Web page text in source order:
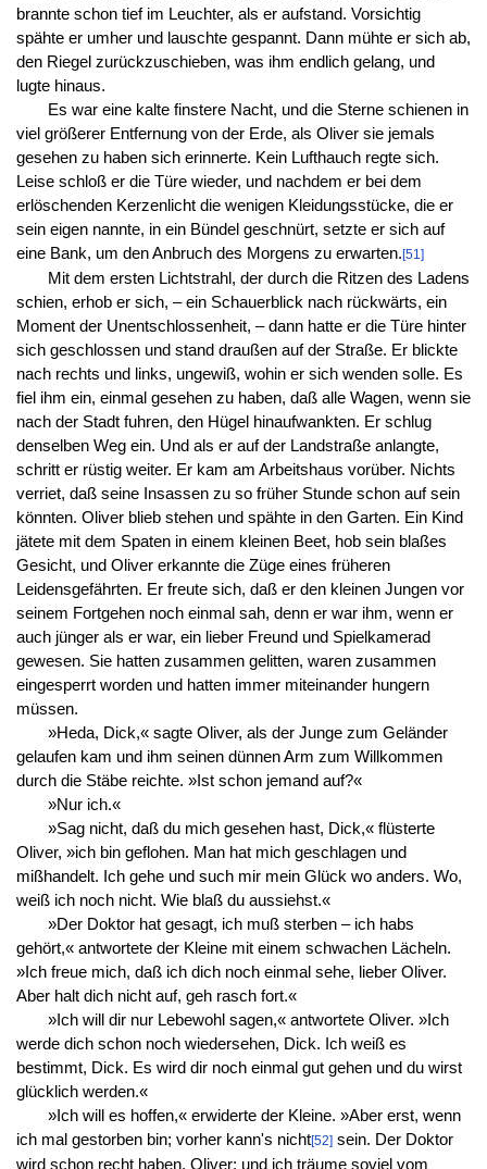
brannte schon tief im Leuchter, als er aufstand. Vorsichtig
spähte er umher und lauschte gespannt. Dann mühte er sich ab,
den Riegel zurückzuschieben, was ihm endlich gelang, und
lugte hinaus.
Es war eine kalte finstere Nacht, und die Sterne schienen in
viel größerer Entfernung von der Erde, als Oliver sie jemals
gesehen zu haben sich erinnerte. Kein Lufthauch regte sich.
Leise schloß er die Türe wieder, und nachdem er bei dem
erlöschenden Kerzenlicht die wenigen Kleidungsstücke, die er
sein eigen nannte, in ein Bündel geschnürt, setzte er sich auf
eine Bank, um den Anbruch des Morgens zu erwarten.[51]
Mit dem ersten Lichtstrahl, der durch die Ritzen des Ladens
schien, erhob er sich, – ein Schauerblick nach rückwärts, ein
Moment der Unentschlossenheit, – dann hatte er die Türe hinter
sich geschlossen und stand draußen auf der Straße. Er blickte
nach rechts und links, ungewiß, wohin er sich wenden solle. Es
fiel ihm ein, einmal gesehen zu haben, daß alle Wagen, wenn sie
nach der Stadt fuhren, den Hügel hinaufwankten. Er schlug
denselben Weg ein. Und als er auf der Landstraße anlangte,
schritt er rüstig weiter. Er kam am Arbeitshaus vorüber. Nichts
verriet, daß seine Insassen zu so früher Stunde schon auf sein
könnten. Oliver blieb stehen und spähte in den Garten. Ein Kind
jätete mit dem Spaten in einem kleinen Beet, hob sein blaßes
Gesicht, und Oliver erkannte die Züge eines früheren
Leidensgefährten. Er freute sich, daß er den kleinen Jungen vor
seinem Fortgehen noch einmal sah, denn er war ihm, wenn er
auch jünger als er war, ein lieber Freund und Spielkamerad
gewesen. Sie hatten zusammen gelitten, waren zusammen
eingesperrt worden und hatten immer miteinander hungern
müssen.
»Heda, Dick,« sagte Oliver, als der Junge zum Geländer
gelaufen kam und ihm seinen dünnen Arm zum Willkommen
durch die Stäbe reichte. »Ist schon jemand auf?«
»Nur ich.«
»Sag nicht, daß du mich gesehen hast, Dick,« flüsterte
Oliver, »ich bin geflohen. Man hat mich geschlagen und
mißhandelt. Ich gehe und such mir mein Glück wo anders. Wo,
weiß ich noch nicht. Wie blaß du aussiehst.«
»Der Doktor hat gesagt, ich muß sterben – ich habs
gehört,« antwortete der Kleine mit einem schwachen Lächeln.
»Ich freue mich, daß ich dich noch einmal sehe, lieber Oliver.
Aber halt dich nicht auf, geh rasch fort.«
»Ich will dir nur Lebewohl sagen,« antwortete Oliver. »Ich
werde dich schon noch wiedersehen, Dick. Ich weiß es
bestimmt, Dick. Es wird dir noch einmal gut gehen und du wirst
glücklich werden.«
»Ich will es hoffen,« erwiderte der Kleine. »Aber erst, wenn
ich mal gestorben bin; vorher kann's nicht[52]sein. Der Doktor
wird schon recht haben, Oliver; und ich träume soviel vom